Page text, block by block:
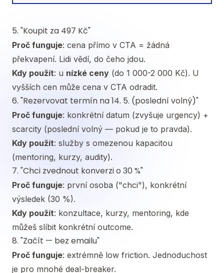
5. "Koupit za 497 Kč"
Proč funguje: cena přímo v CTA = žádná
překvapení. Lidi vědí, do čeho jdou.
Kdy použít: u nízké ceny (do 1 000-2 000 Kč). U
vyšších cen může cena v CTA odradit.
6. "Rezervovat termín na 14. 5. (poslední volný)"
Proč funguje: konkrétní datum (zvyšuje urgency) +
scarcity (poslední volný — pokud je to pravda).
Kdy použít: služby s omezenou kapacitou
(mentoring, kurzy, audity).
7. "Chci zvednout konverzi o 30 %"
Proč funguje: první osoba ("chci"), konkrétní
výsledek (30 %).
Kdy použít: konzultace, kurzy, mentoring, kde
můžeš slíbit konkrétní outcome.
8. "Začít — bez emailu"
Proč funguje: extrémně low friction. Jednoduchost
je pro mnohé deal-breaker.